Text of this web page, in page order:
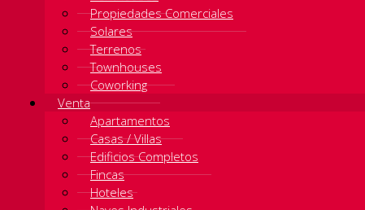
Propiedades Comerciales
Solares
Terrenos
Townhouses
Coworking
Venta
Apartamentos
Casas / Villas
Edificios Completos
Fincas
Hoteles